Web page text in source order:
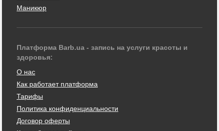
Маникюр
Платформа Barb.ua - запись на услуги красоты и
здоровья:
О нас
Как работает платформа
Тарифы
Политика конфиденциальности
Договор оферты